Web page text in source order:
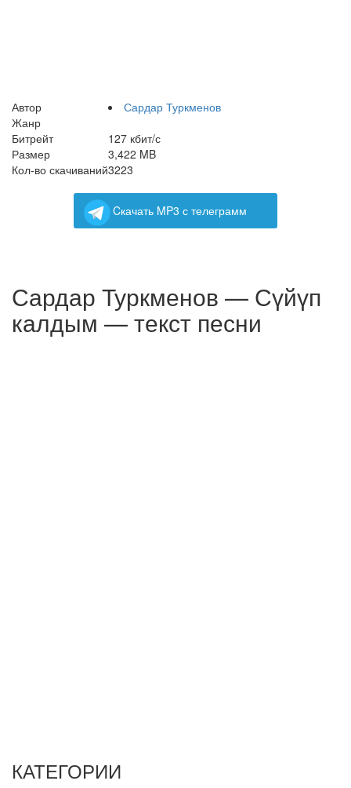
Автор
Сардар Туркменов
Жанр
Битрейт
127 кбит/с
Размер
3,422 MB
Кол-во скачиваний3223
Cкачать MP3 с телеграмм
Сардар Туркменов — Сүйүп
калдым — текст песни
КАТЕГОРИИ